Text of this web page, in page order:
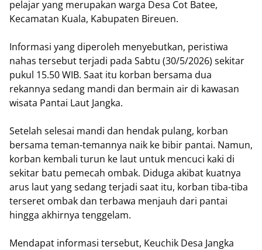
pelajar yang merupakan warga Desa Cot Batee,
Kecamatan Kuala, Kabupaten Bireuen.
Informasi yang diperoleh menyebutkan, peristiwa
nahas tersebut terjadi pada Sabtu (30/5/2026) sekitar
pukul 15.50 WIB. Saat itu korban bersama dua
rekannya sedang mandi dan bermain air di kawasan
wisata Pantai Laut Jangka.
Setelah selesai mandi dan hendak pulang, korban
bersama teman-temannya naik ke bibir pantai. Namun,
korban kembali turun ke laut untuk mencuci kaki di
sekitar batu pemecah ombak. Diduga akibat kuatnya
arus laut yang sedang terjadi saat itu, korban tiba-tiba
terseret ombak dan terbawa menjauh dari pantai
hingga akhirnya tenggelam.
Mendapat informasi tersebut, Keuchik Desa Jangka